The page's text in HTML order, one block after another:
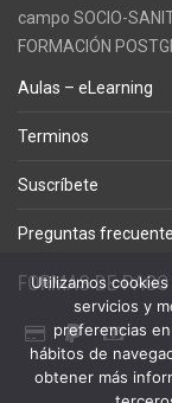
campo SOCIO-
FORMACIÓN
Aulas – eLearning
Terminos
Suscríbete
Preguntas
FORMAS DE PAGO
Utilizamos
servicios y
preferencias
hábitos de
obtener más